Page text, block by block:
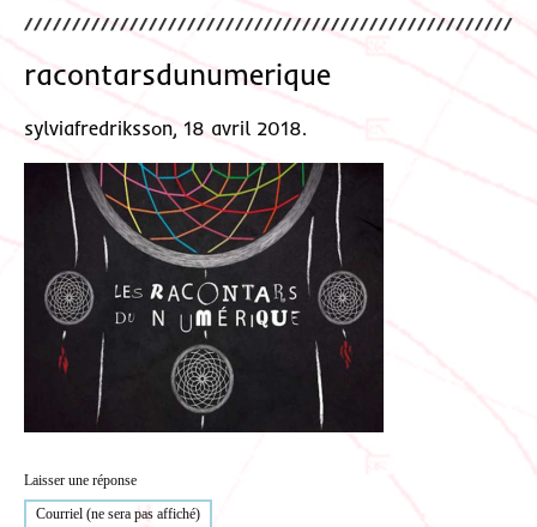
racontarsdunumerique
sylviafredriksson, 18 avril 2018.
Laisser une réponse
Courriel (ne sera pas affiché)